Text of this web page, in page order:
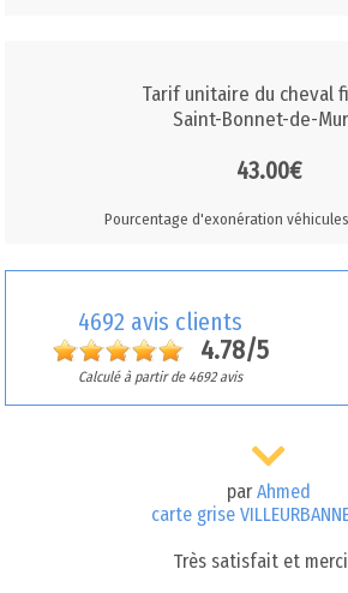
Tarif unitaire du cheval
Saint-Bonnet-de-
43.00€
Pourcentage d'exonération
4692 avis clients
4.78/5
Calculé à partir de 4692 avis
par Ahmed
carte grise
Très satisfait et